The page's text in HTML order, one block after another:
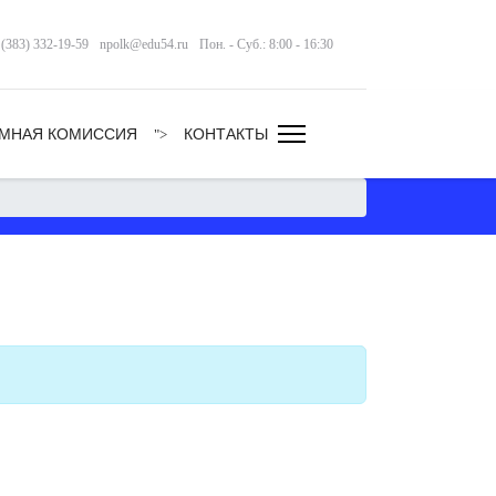
332-19-59 npolk@edu54.ru Пон. - Суб.: 8:00 - 16:30
КОМИССИЯ "> КОНТАКТЫ
Кол-во строк: